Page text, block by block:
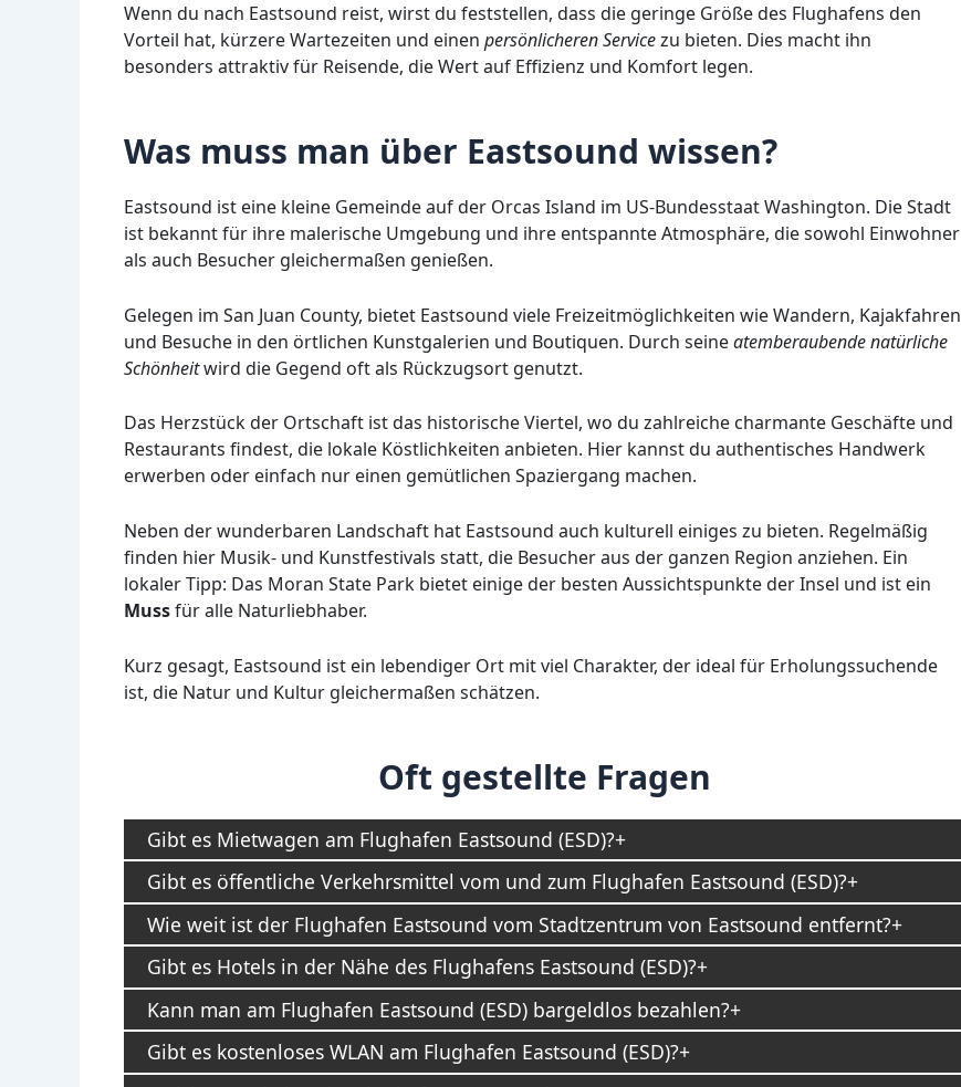
Wenn du nach Eastsound reist, wirst du feststellen, dass die geringe Größe des Flughafens den
Vorteil hat, kürzere Wartezeiten und einen persönlicheren Servicezu bieten. Dies macht ihn
besonders attraktiv für Reisende, die Wert auf Effizienz und Komfort legen.
Was muss man über Eastsound wissen?
Eastsound ist eine kleine Gemeinde auf der Orcas Island im US-Bundesstaat Washington. Die Stadt
ist bekannt für ihre malerische Umgebung und ihre entspannte Atmosphäre, die sowohl Einwohner
als auch Besucher gleichermaßen genießen.
Gelegen im San Juan County, bietet Eastsound viele Freizeitmöglichkeiten wie Wandern, Kajakfahren
und Besuche in den örtlichen Kunstgalerien und Boutiquen. Durch seineatemberaubende natürliche
Schönheitwird die Gegend oft als Rückzugsort genutzt.
Das Herzstück der Ortschaft ist das historische Viertel, wo du zahlreiche charmante Geschäfte und
Restaurants findest, die lokale Köstlichkeiten anbieten. Hier kannst du authentisches Handwerk
erwerben oder einfach nur einen gemütlichen Spaziergang machen.
Neben der wunderbaren Landschaft hat Eastsound auch kulturell einiges zu bieten. Regelmäßig
finden hier Musik- und Kunstfestivals statt, die Besucher aus der ganzen Region anziehen. Ein
lokaler Tipp: Das Moran State Park bietet einige der besten Aussichtspunkte der Insel und ist ein
Mussfür alle Naturliebhaber.
Kurz gesagt, Eastsound ist ein lebendiger Ort mit viel Charakter, der ideal für Erholungssuchende
ist, die Natur und Kultur gleichermaßen schätzen.
Oft gestellte Fragen
Gibt es Mietwagen am Flughafen Eastsound (ESD)?
Gibt es öffentliche Verkehrsmittel vom und zum Flughafen Eastsound (ESD)?
Wie weit ist der Flughafen Eastsound vom Stadtzentrum von Eastsound entfernt?
Gibt es Hotels in der Nähe des Flughafens Eastsound (ESD)?
Kann man am Flughafen Eastsound (ESD) bargeldlos bezahlen?
Gibt es kostenloses WLAN am Flughafen Eastsound (ESD)?